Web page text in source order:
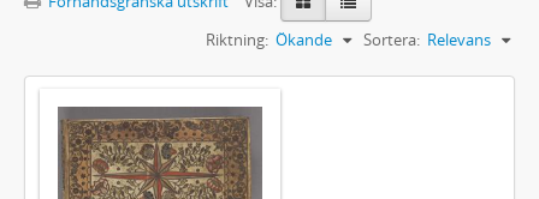
Sortera: Relevans
Riktning: Ökande